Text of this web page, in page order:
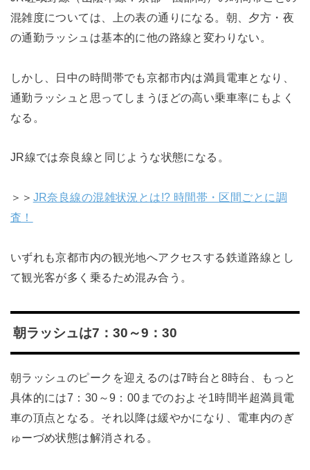
混雑度については、上の表の通りになる。朝、夕方・夜
の通勤ラッシュは基本的に他の路線と変わりない。
しかし、日中の時間帯でも京都市内は満員電車となり、
通勤ラッシュと思ってしまうほどの高い乗車率にもよく
なる。
JR線では奈良線と同じような状態になる。
＞＞ JR奈良線の混雑状況とは!? 時間帯・区間ごとに調
査！
いずれも京都市内の観光地へアクセスする鉄道路線とし
て観光客が多く乗るため混み合う。
朝ラッシュは7：30～9：30
朝ラッシュのピークを迎えるのは7時台と8時台、もっと
具体的には7：30～9：00までのおよそ1時間半超満員電
車の頂点となる。それ以降は緩やかになり、電車内のぎ
ゅーづめ状態は解消される。